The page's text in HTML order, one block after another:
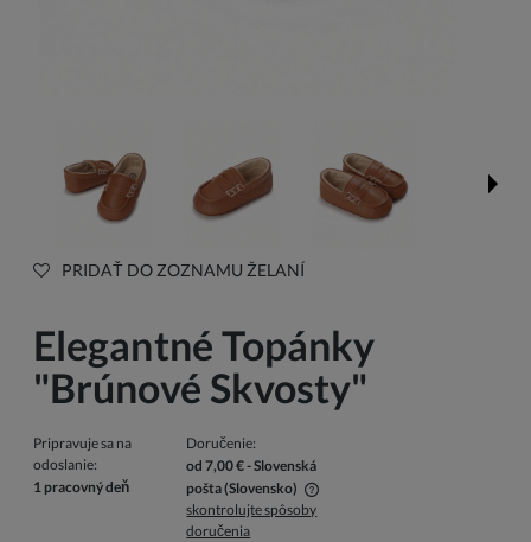
PRIDAŤ DO ZOZNAMU ŽELANÍ
Elegantné Topánky
"Brúnové Skvosty"
Pripravuje sa na
odoslanie:
1 pracovný deň
Doručenie:
od 7,00 €- Slovenská
pošta(Slovensko)
V cene nie sú zahrnuté prípadné náklady na platbu
skontrolujte spôsoby
doručenia